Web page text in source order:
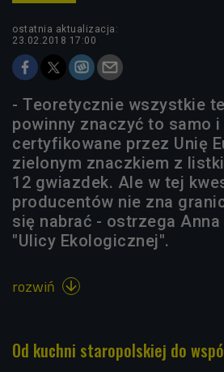
ostatnia aktualizacja:
23.02.2018 17:00
- Teoretycznie wszystkie
powinny znaczyć to samo
certyfikowane przez Unię
zielonym znaczkiem z
12 gwiazdek. Ale w tej
producentów nie zna
się nabrać - ostrzega
"Ulicy Ekologicznej".
rozwiń 
Od kuchni staropolskiej do